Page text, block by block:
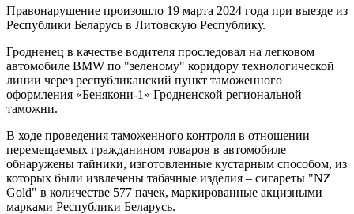
Правонарушение произошло 19 марта 2024 года при выезде из
Республики Беларусь в Литовскую Республику.
Гродненец в качестве водителя проследовал на легковом
автомобиле BMW по "зеленому" коридору технологической
линии через республиканский пункт таможенного
оформления «Бенякони-1» Гродненской региональной
таможни.
В ходе проведения таможенного контроля в отношении
перемещаемых гражданином товаров в автомобиле
обнаружены тайники, изготовленные кустарным способом, из
которых были извлечены табачные изделия – сигареты "NZ
Gold" в количестве 577 пачек, маркированные акцизными
марками Республики Беларусь.